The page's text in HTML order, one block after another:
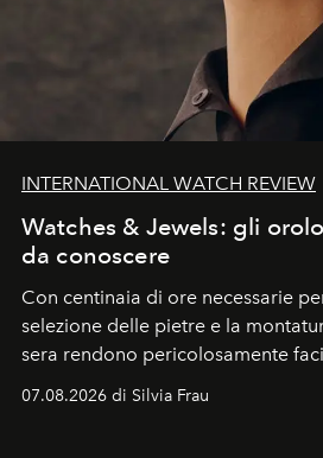
INTERNATIONAL WATCH REVIEW
Watches & Jewels: gli
da conoscere
Con centinaia di ore necessarie
selezione delle pietre e la
sera rendono pericolosamente
cognizione del tempo. Ma con
07.08.2026 di Silvia Frau